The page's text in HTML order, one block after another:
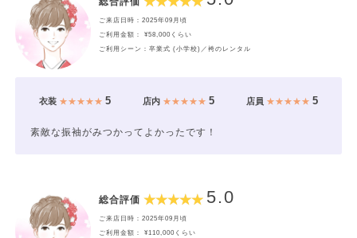
ご来店日時：2025年09月頃
ご利用金額： ¥58,000くらい
ご利用シーン：卒業式 (小学校)／袴のレンタル
衣装★★★★★ 5 店内★★★★★ 5 店員 ★★★★★5
素敵な振袖がみつかってよかったです！
総合評価 5.0
ご来店日時：2025年09月頃
ご利用金額： ¥110,000くらい